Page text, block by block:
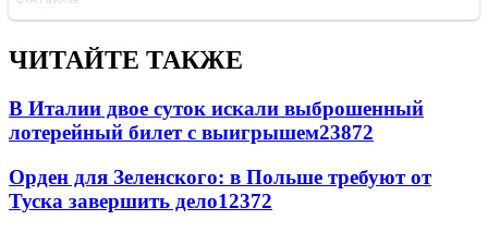
ЧИТАЙТЕ ТАКЖЕ
В Италии двое суток искали выброшенный
лотерейный билет с выигрышем23872
Орден для Зеленского: в Польше требуют от
Туска завершить дело12372